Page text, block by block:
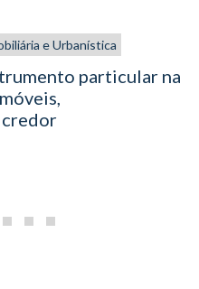
e Urbanística
particular na